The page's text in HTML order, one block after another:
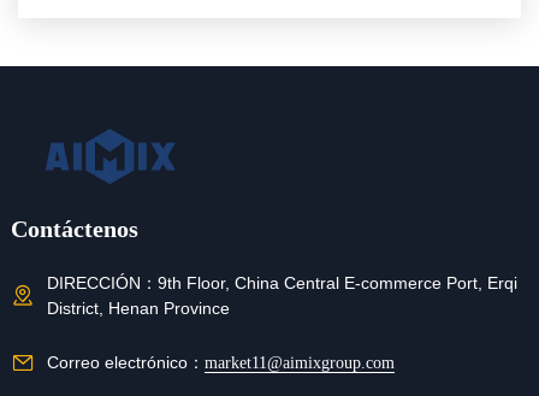
Contáctenos
DIRECCIÓN： 9th Floor, China Central E-commerce Port, Erqi
District, Henan Province
Correo electrónico： market11@aimixgroup.com